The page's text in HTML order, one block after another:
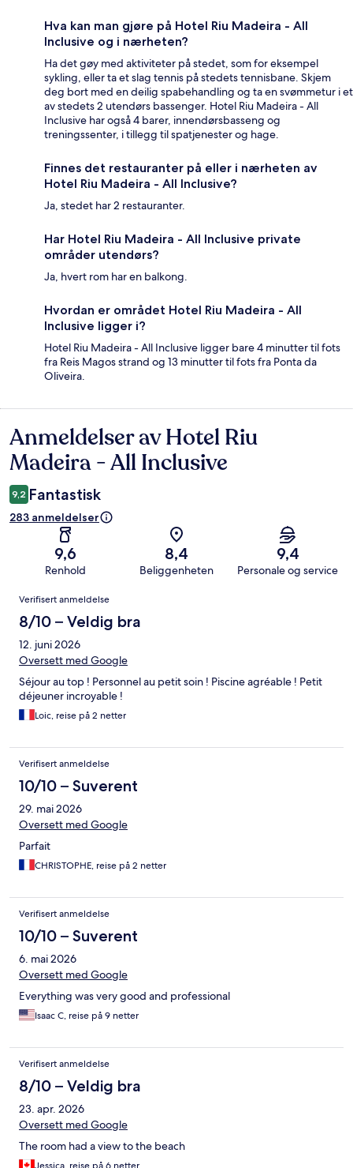
Hva kan man gjøre på Hotel Riu Madeira - All
Inclusive og i nærheten?
Ha det gøy med aktiviteter på stedet, som for eksempel
sykling, eller ta et slag tennis på stedets tennisbane. Skjem
deg bort med en deilig spabehandling og ta en svømmetur i et
av stedets 2 utendørs bassenger. Hotel Riu Madeira - All
Inclusive har også 4 barer, innendørsbasseng og
treningssenter, i tillegg til spatjenester og hage.
Finnes det restauranter på eller i nærheten av
Hotel Riu Madeira - All Inclusive?
Ja, stedet har 2 restauranter.
Har Hotel Riu Madeira - All Inclusive private
områder utendørs?
Ja, hvert rom har en balkong.
Hvordan er området Hotel Riu Madeira - All
Inclusive ligger i?
Hotel Riu Madeira - All Inclusive ligger bare 4 minutter til fots
fra Reis Magos strand og 13 minutter til fots fra Ponta da
Oliveira.
Anmeldelser
Anmeldelser av Hotel Riu
Madeira - All Inclusive
9,2 Fantastisk
283 anmeldelser
9,6
Renhold
8,4
Beliggenheten
9,4
Personale og service
Anmeldelser
Verifisert anmeldelse
8/10 – Veldig bra
12. juni 2026
Oversett med Google
Séjour au top ! Personnel au petit soin ! Piscine agréable ! Petit
déjeuner incroyable !
Loic, reise på 2 netter
Verifisert anmeldelse
10/10 – Suverent
29. mai 2026
Oversett med Google
Parfait
CHRISTOPHE, reise på 2 netter
Verifisert anmeldelse
10/10 – Suverent
6. mai 2026
Oversett med Google
Everything was very good and professional
Isaac C, reise på 9 netter
Verifisert anmeldelse
8/10 – Veldig bra
23. apr. 2026
Oversett med Google
The room had a view to the beach
Jessica, reise på 6 netter